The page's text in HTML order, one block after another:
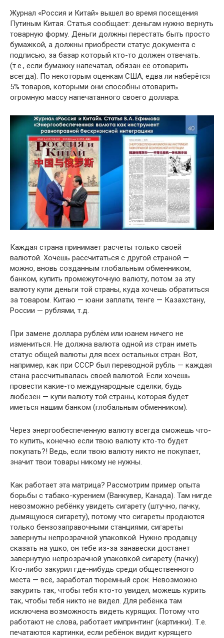
Журнал «Россия и Китай» вышел во время посещения
Путиным Китая. Статья сообщает: деньгам нужно вернуть
товарную форму. Деньги должны перестать быть просто
бумажкой, а должны приобрести статус документа с
подписью, за базар который кто-то должен отвечать.
(т.е., если бумажку напечатал, обязан её отоварить
всегда). По некоторым оценкам США, едва ли наберётся
5% товаров, которыми они способны отоварить
огромную массу напечатанного своего доллара.
Каждая страна принимает расчеты только своей
валютой. Хочешь рассчитаться с другой страной —
можно, вновь созданным глобальным обменником,
банком, купить промежуточную валюту, потом за эту
валюту купи деньги той страны, куда хочешь обратиться
за товаром. Китаю — юани заплати, тенге — Казахстану,
России — рублями, т.д.
При замене доллара рублём или юанем ничего не
измениться. Не должна валюта одной из стран иметь
статус общей валюты для всех остальных стран. Вот,
например, как при СССР был переводной рубль — каждая
стана рассчитывалась своей валютой. Если хочешь
провести какие-то международные сделки, будь
любезен — купи валюту той страны, которая будет
иметься нашим банком (глобальным обменником).
Через энергообеспеченную валюту всегда сможешь что-
то купить, конечно если твою валюту кто-то будет
покупать?! Ведь, если твою валюту никто не покупает,
значит твои товары никому не нужны.
Как работает эта матрица? Рассмотрим пример опыта
борьбы с табако-курением (Ванкувер, Канада). Там нигде
невозможно ребёнку увидеть сигарету (штучно, пачку,
дымящуюся сигарету), потому что сигареты продаются
только бензозаправочными станциями, сигареты
завернуты непрозрачной упаковкой. Нужно продавцу
сказать на ушко, он тебе из-за занавески достанет
завернутую непрозрачной упаковкой сигарету (пачку).
Кто-либо закурил где-нибудь среди общественного
места — всё, заработал тюремный срок. Невозможно
закурить так, чтобы тебя кто-то увидел, можешь курить
так, чтобы тебя никто не видел. Для ребёнка там
исключена возможность видеть курящих. Потому что
работают не слова, работает импринтинг (картинки). Т.е.
печатаются картинки, если ребёнок видит курящего